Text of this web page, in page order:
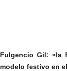
Fulgencio Gil: »la
modelo festivo en